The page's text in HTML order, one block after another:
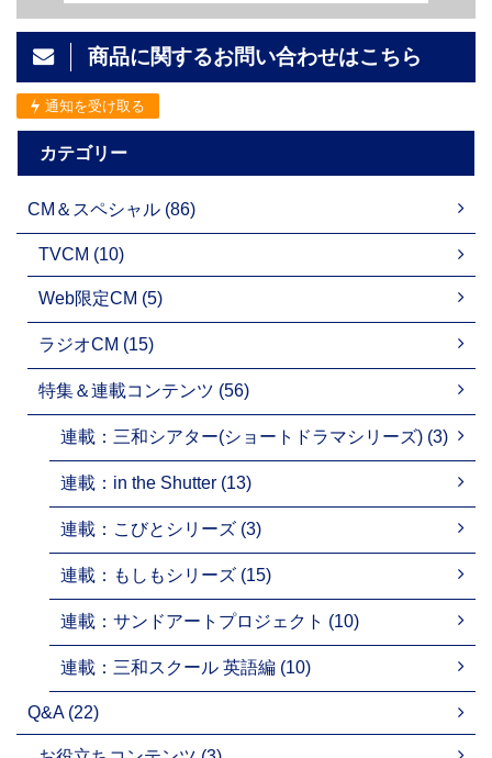
商品に関するお問い合わせはこちら
通知を受け取る
カテゴリー
CM＆スペシャル (86)
TVCM (10)
Web限定CM (5)
ラジオCM (15)
特集＆連載コンテンツ (56)
連載：三和シアター(ショートドラマシリーズ) (3)
連載：in the Shutter (13)
連載：こびとシリーズ (3)
連載：もしもシリーズ (15)
連載：サンドアートプロジェクト (10)
連載：三和スクール 英語編 (10)
Q&A (22)